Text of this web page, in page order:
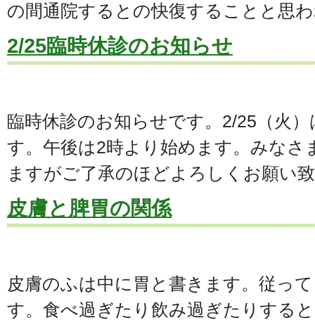
の間通院するとの快復することと思
2/25臨時休診のお知らせ
臨時休診のお知らせです。2/25（火
す。午後は2時より始めます。みなさ
ますがご了承のほどよろしくお願い
皮膚と脾胃の関係
皮膚のふは中に胃と書きます。従っ
す。食べ過ぎたり飲み過ぎたりする